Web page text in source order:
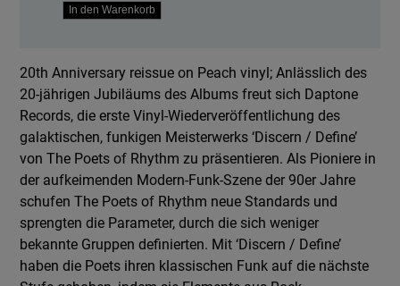
Discern
Menge
In den Warenkorb
20th Anniversary reissue on Peach vinyl; Anlässlich des
20-jährigen Jubiläums des Albums freut sich Daptone
Records, die erste Vinyl-Wiederveröffentlichung des
galaktischen, funkigen Meisterwerks ‘Discern / Define’
von The Poets of Rhythm zu präsentieren. Als Pioniere in
der aufkeimenden Modern-Funk-Szene der 90er Jahre
schufen The Poets of Rhythm neue Standards und
sprengten die Parameter, durch die sich weniger
bekannte Gruppen definierten. Mit ‘Discern / Define’
haben die Poets ihren klassischen Funk auf die nächste